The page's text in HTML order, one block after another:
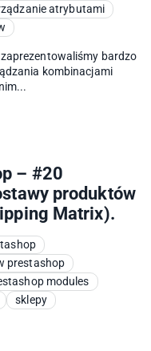
atrybutami
bardzo
kombinacjami
– #20
produktów
Matrix).
prestashop
modules
sklepy